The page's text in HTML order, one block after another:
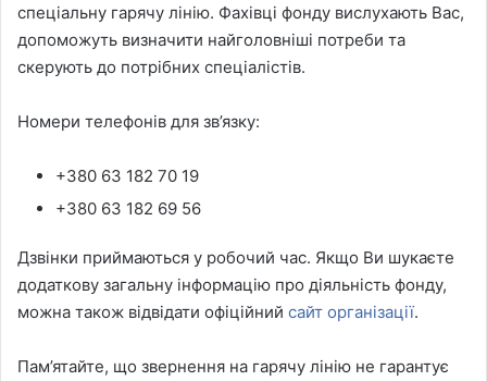
спеціальну гарячу лінію. Фахівці фонду вислухають Вас,
допоможуть визначити найголовніші потреби та
скерують до потрібних спеціалістів.
Номери телефонів для зв’язку:
+380 63 182 70 19
+380 63 182 69 56
Дзвінки приймаються у робочий час. Якщо Ви шукаєте
додаткову загальну інформацію про діяльність фонду,
можна також відвідати офіційний сайт організації.
Пам’ятайте, що звернення на гарячу лінію не гарантує